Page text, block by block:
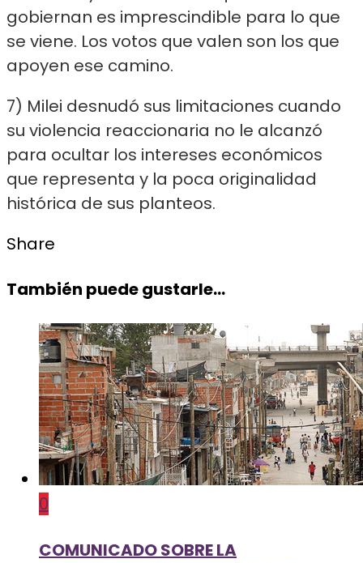
gobiernan es imprescindible para lo que
se viene. Los votos que valen son los que
apoyen ese camino.
7) Milei desnudó sus limitaciones cuando
su violencia reaccionaria no le alcanzó
para ocultar los intereses económicos
que representa y la poca originalidad
histórica de sus planteos.
Share
También puede gustarle...
0
COMUNICADO SOBRE LA